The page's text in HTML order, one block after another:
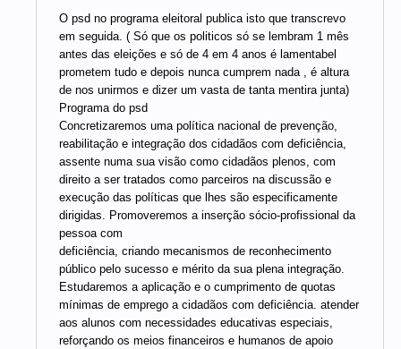
O psd no programa eleitoral publica isto que transcrevo
em seguida. ( Só que os politicos só se lembram 1 mês
antes das eleições e só de 4 em 4 anos é lamentabel
prometem tudo e depois nunca cumprem nada , é altura
de nos unirmos e dizer um vasta de tanta mentira junta)
Programa do psd
Concretizaremos uma política nacional de prevenção,
reabilitação e integração dos cidadãos com deficiência,
assente numa sua visão como cidadãos plenos, com
direito a ser tratados como parceiros na discussão e
execução das políticas que lhes são especificamente
dirigidas. Promoveremos a inserção sócio-profissional da
pessoa com
deficiência, criando mecanismos de reconhecimento
público pelo sucesso e mérito da sua plena integração.
Estudaremos a aplicação e o cumprimento de quotas
mínimas de emprego a cidadãos com deficiência. atender
aos alunos com necessidades educativas especiais,
reforçando os meios financeiros e humanos de apoio